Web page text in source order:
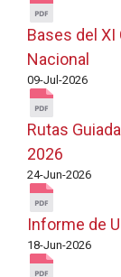
Bases del
Nacional
09-Jul-2026
Rutas
2026
24-Jun-2026
Informe de
18-Jun-2026